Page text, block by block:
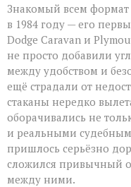
Знакомый всем
в 1984 году — его
Dodge Caravan и
не просто добавили
между удобством и
ещё страдали от
стаканы нередко
оборачивались не
и реальными
пришлось серьёзно
сложился привычный
между ними.